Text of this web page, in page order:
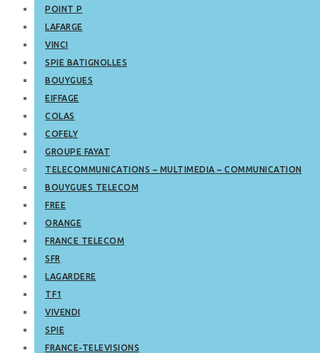
POINT P
LAFARGE
VINCI
SPIE BATIGNOLLES
BOUYGUES
EIFFAGE
COLAS
COFELY
GROUPE FAYAT
TELECOMMUNICATIONS – MULTIMEDIA – COMMUNICATION
BOUYGUES TELECOM
FREE
ORANGE
FRANCE TELECOM
SFR
LAGARDERE
TF1
VIVENDI
SPIE
FRANCE-TELEVISIONS